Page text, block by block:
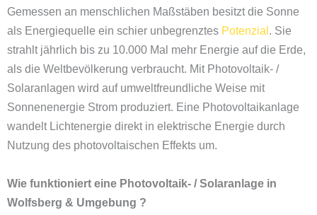
Gemessen an menschlichen Maßstäben besitzt die Sonne
als Energiequelle ein schier unbegrenztes Potenzial . Sie
strahlt jährlich bis zu 10.000 Mal mehr Energie auf die Erde,
als die Weltbevölkerung verbraucht. Mit Photovoltaik- /
Solaranlagen wird auf umweltfreundliche Weise mit
Sonnenenergie Strom produziert. Eine Photovoltaikanlage
wandelt Lichtenergie direkt in elektrische Energie durch
Nutzung des photovoltaischen Effekts um.
Wie funktioniert eine Photovoltaik- / Solaranlage in
Wolfsberg & Umgebung ?